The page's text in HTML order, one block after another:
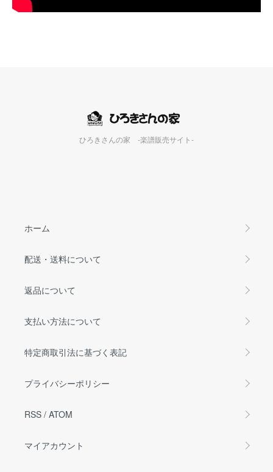
ひろきさんの家 -楽譜販売サイト-
ホーム
配送・送料について
返品について
支払い方法について
特定商取引法に基づく表記
プライバシーポリシー
RSS / ATOM
マイアカウント